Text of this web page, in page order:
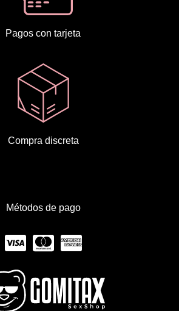
Pagos con tarjeta
Compra discreta
Métodos de pago
C
c
-
C
-
C
-